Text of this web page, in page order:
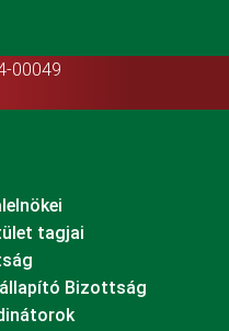
00049
tagjai
Bizottság